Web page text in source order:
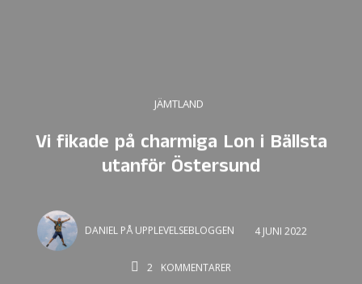
JÄMTLAND
Vi fikade på charmiga Lon i Bällsta
utanför Östersund
DANIEL PÅ UPPLEVELSEBLOGGEN 4 JUNI 2022
2 KOMMENTARER